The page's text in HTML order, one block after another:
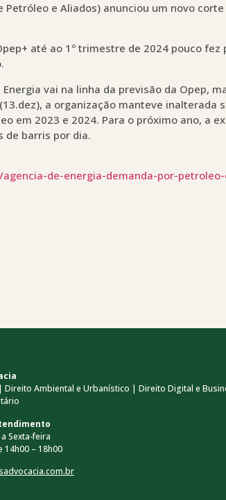
Petróleo e Aliados) anunciou um novo
até ao 1º trimestre de 2024 pouco
vai na linha da previsão da Opep,
a organização manteve inalterada
em 2023 e 2024. Para o próximo ano, a
de barris por dia.
de-energia-demanda-por-
Ambiental e Urbanístico | Direito Digital e
Sexta-feira
14h00 – 18h00